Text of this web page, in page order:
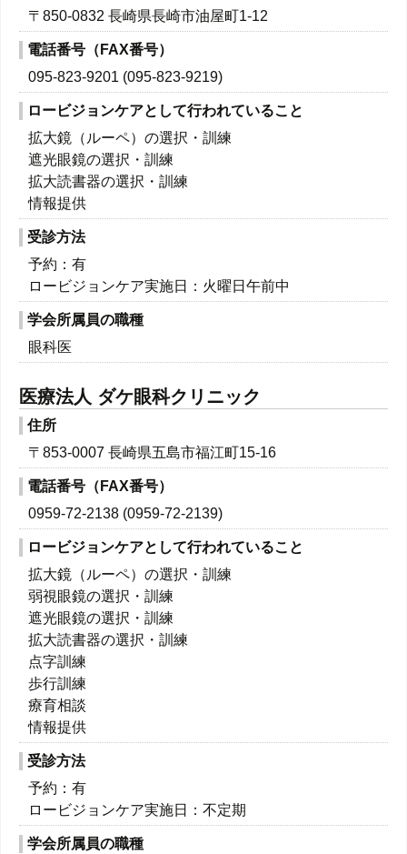
〒850-0832 長崎県長崎市油屋町1-12
電話番号（FAX番号）
095-823-9201 (095-823-9219)
ロービジョンケアとして行われていること
拡大鏡（ルーペ）の選択・訓練
遮光眼鏡の選択・訓練
拡大読書器の選択・訓練
情報提供
受診方法
予約：有
ロービジョンケア実施日：火曜日午前中
学会所属員の職種
眼科医
医療法人 ダケ眼科クリニック
住所
〒853-0007 長崎県五島市福江町15-16
電話番号（FAX番号）
0959-72-2138 (0959-72-2139)
ロービジョンケアとして行われていること
拡大鏡（ルーペ）の選択・訓練
弱視眼鏡の選択・訓練
遮光眼鏡の選択・訓練
拡大読書器の選択・訓練
点字訓練
歩行訓練
療育相談
情報提供
受診方法
予約：有
ロービジョンケア実施日：不定期
学会所属員の職種